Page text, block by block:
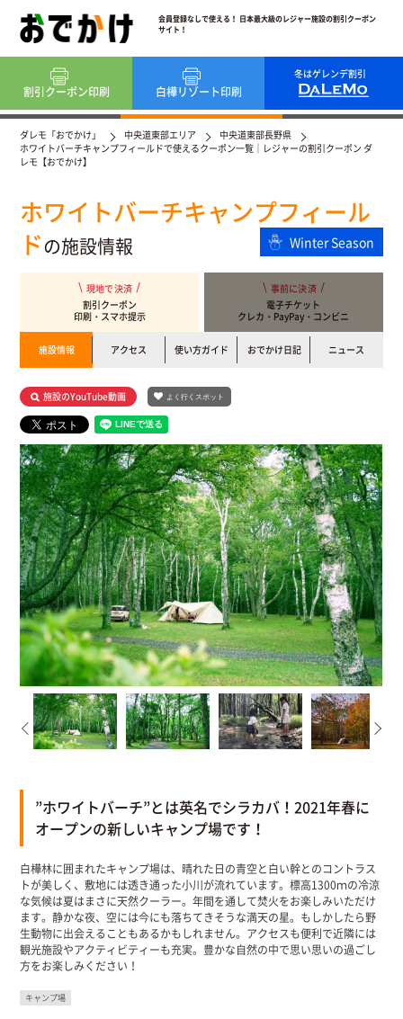
会員登録なしで使える！ 日本最大級のレジャー施設の割引クーポン
サイト！
冬はゲレンデ割引
割引クーポン印刷 白樺リゾート印刷
ダレモ「おでかけ」 中央道東部エリア
中央道東部長野県
ホワイトバーチキャンプフィールドで使えるクーポン一覧｜レジャーの割引クーポン ダ
レモ【おでかけ】
ホワイトバーチキャンプフィール
ドの施設情報 Winter Season
現地で決済
割引クーポン
印刷・スマホ提示
事前に決済
電子チケット
クレカ・PayPay・コンビニ
施設情報 アクセス 使い方ガイド おでかけ日記 ニュース
施設のYouTube動画 よく行くスポット
”ホワイトバーチ”とは英名でシラカバ！2021年春に
オープンの新しいキャンプ場です！
白樺林に囲まれたキャンプ場は、晴れた日の青空と白い幹とのコントラス
トが美しく、敷地には透き通った小川が流れています。標高1300ｍの冷涼
な気候は夏はまさに天然クーラー。年間を通して焚火をお楽しみいただけ
ます。静かな夜、空には今にも落ちてきそうな満天の星。もしかしたら野
生動物に出会えることもあるかもしれません。アクセスも便利で近隣には
観光施設やアクティビティーも充実。豊かな自然の中で思い思いの過ごし
方をお楽しみください！
キャンプ場